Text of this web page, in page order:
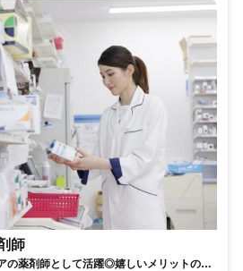
師
薬剤師として活躍◎嬉しいメリットの多